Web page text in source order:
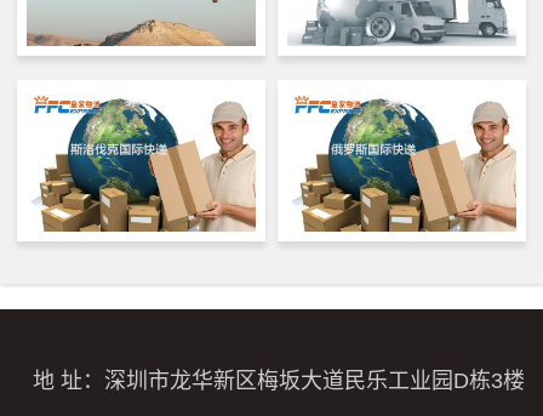
地 址：深圳市龙华新区梅坂大道民乐工业园D栋3楼